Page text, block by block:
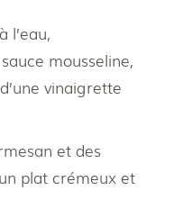
l’eau,
mousseline,
vinaigrette
et des
plat crémeux et